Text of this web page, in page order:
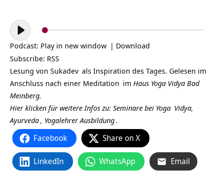
Audio-
Player
Podcast: Play in new window | Download
Subscribe: RSS
Lesung von Sukadev als Inspiration des Tages. Gelesen im
Anschluss nach einer Meditation im Haus Yoga Vidya Bad
Meinberg.
Hier klicken für weitere Infos zu: Seminare bei Yoga Vidya,
Ayurveda, Yogalehrer Ausbildung.
Facebook Share on X
LinkedIn WhatsApp Email